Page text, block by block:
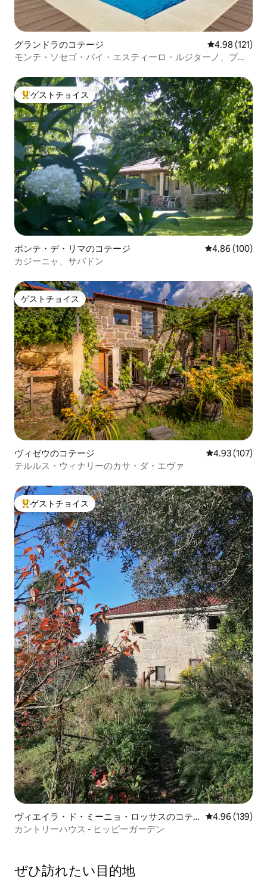
グランドラのコテージ レビュー121
4.98 (121)
モンテ・ソセゴ・バイ・エスティーロ・ルジターノ、プラ
大好評のゲストチョイスです。
ゲストチョイス
ポンテ・デ・リマのコテージ レビュー100
4.86 (100)
カジーニャ、サバドン
ゲストチョイス
ゲストチョイス
ヴィゼウのコテージ レビュー107
4.93 (107)
テルルス・ウィナリーのカサ・ダ・エヴァ
大好評のゲストチョイスです。
ゲストチョイス
ヴィエイラ・ド・ミーニョ・ロッサスのコテ
ージ
レビュー139
4.96 (139)
カントリーハウス - ヒッピーガーデン
ぜひ訪⁠れ⁠た⁠い目⁠的⁠地